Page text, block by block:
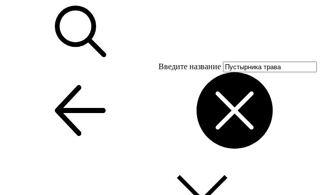
Введите название